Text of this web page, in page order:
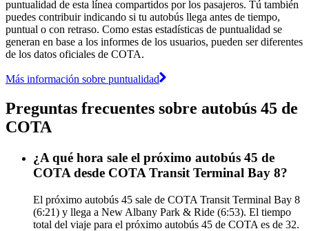
puntualidad de esta línea compartidos por los pasajeros. Tú también
puedes contribuir indicando si tu autobús llega antes de tiempo,
puntual o con retraso. Como estas estadísticas de puntualidad se
generan en base a los informes de los usuarios, pueden ser diferentes
de los datos oficiales de COTA.
Más información sobre puntualidad
Preguntas frecuentes sobre autobús 45 de
COTA
¿A qué hora sale el próximo autobús 45 de
COTA desde COTA Transit Terminal Bay 8?
El próximo autobús 45 sale de COTA Transit Terminal Bay 8
(6:21) y llega a New Albany Park & Ride (6:53). El tiempo
total del viaje para el próximo autobús 45 de COTA es de 32.